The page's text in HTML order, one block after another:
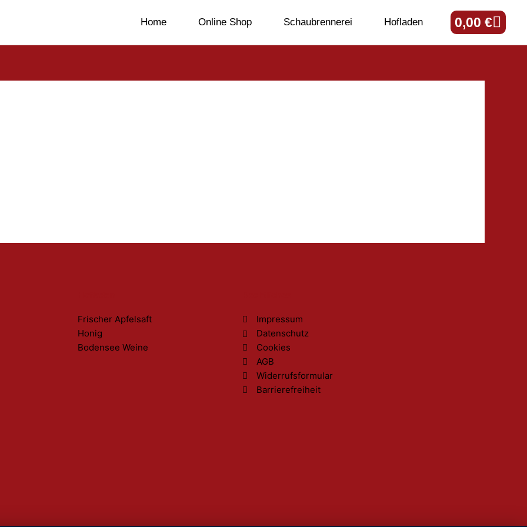
Home Online Shop Schaubrennerei Hofladen 0,00€
Frischer Apfelsaft
Honig
Bodensee Weine
Impressum
Datenschutz
Cookies
AGB
Widerrufsformular
Barrierefreiheit